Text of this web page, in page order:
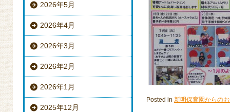
2026年5月
2026年4月
2026年3月
2026年2月
2026年1月
2025年12月
Posted in 新明保育園からの